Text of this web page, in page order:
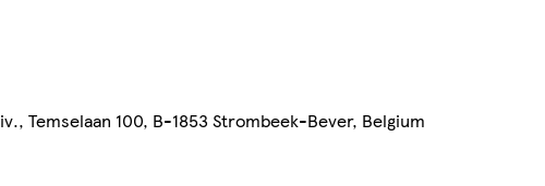
Temselaan 100, B-1853 Strombeek-Bever, Belgium